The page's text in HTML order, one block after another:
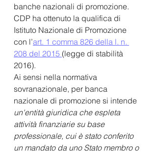
banche nazionali di promozione.
CDP ha ottenuto la qualifica di
Istituto Nazionale di Promozione
con l’art. 1 comma 826 della l. n.
208 del 2015 (legge di stabilità
2016).
Ai sensi nella normativa
sovranazionale, per banca
nazionale di promozione si intende
un'entità giuridica che espleta
attività finanziarie su base
professionale, cui è stato conferito
un mandato da uno Stato membro o